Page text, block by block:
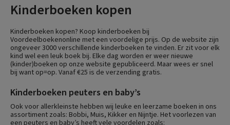
Kinderboeken kopen
Kinderboeken kopen? Koop kinderboeken bij
Voordeelboekenonline met een voordelige prijs. Op de website zijn
ongeveer 3000 verschillende kinderboeken te vinden. Er zit voor elk
kind wel een leuk boek bij. Elke dag worden er weer nieuwe
(kinder)boeken op onze website gepubliceerd. Maar wees er snel
bij want op=op. Vanaf €25 is de verzending gratis.
Kinderboeken peuters en baby’s
Ook voor allerkleinste hebben wij leuke en leerzame boeken in ons
assortiment zoals: Bobbi, Muis, Kikker en Nijntje. Het voorlezen van
een peuters en baby’s heeft vele voordelen zoals: